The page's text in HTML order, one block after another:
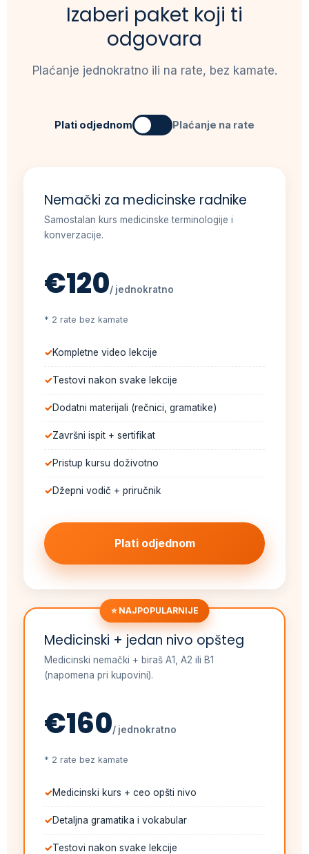
Izaberi paket koji ti
odgovara
Plaćanje jednokratno ili na rate, bez kamate.
Plati odjednom Plaćanje na rate
Nemački za medicinske radnike
Samostalan kurs medicinske terminologije i
konverzacije.
€120/ jednokratno
* 2 rate bez kamate
Kompletne video lekcije
Testovi nakon svake lekcije
Dodatni materijali (rečnici, gramatike)
Završni ispit + sertifikat
Pristup kursu doživotno
Džepni vodič + priručnik
Plati odjednom
⭐ NAJPOPULARNIJE
Medicinski + jedan nivo opšteg
Medicinski nemački + biraš A1, A2 ili B1
(napomena pri kupovini).
€160/ jednokratno
* 2 rate bez kamate
Medicinski kurs + ceo opšti nivo
Detaljna gramatika i vokabular
Testovi nakon svake lekcije